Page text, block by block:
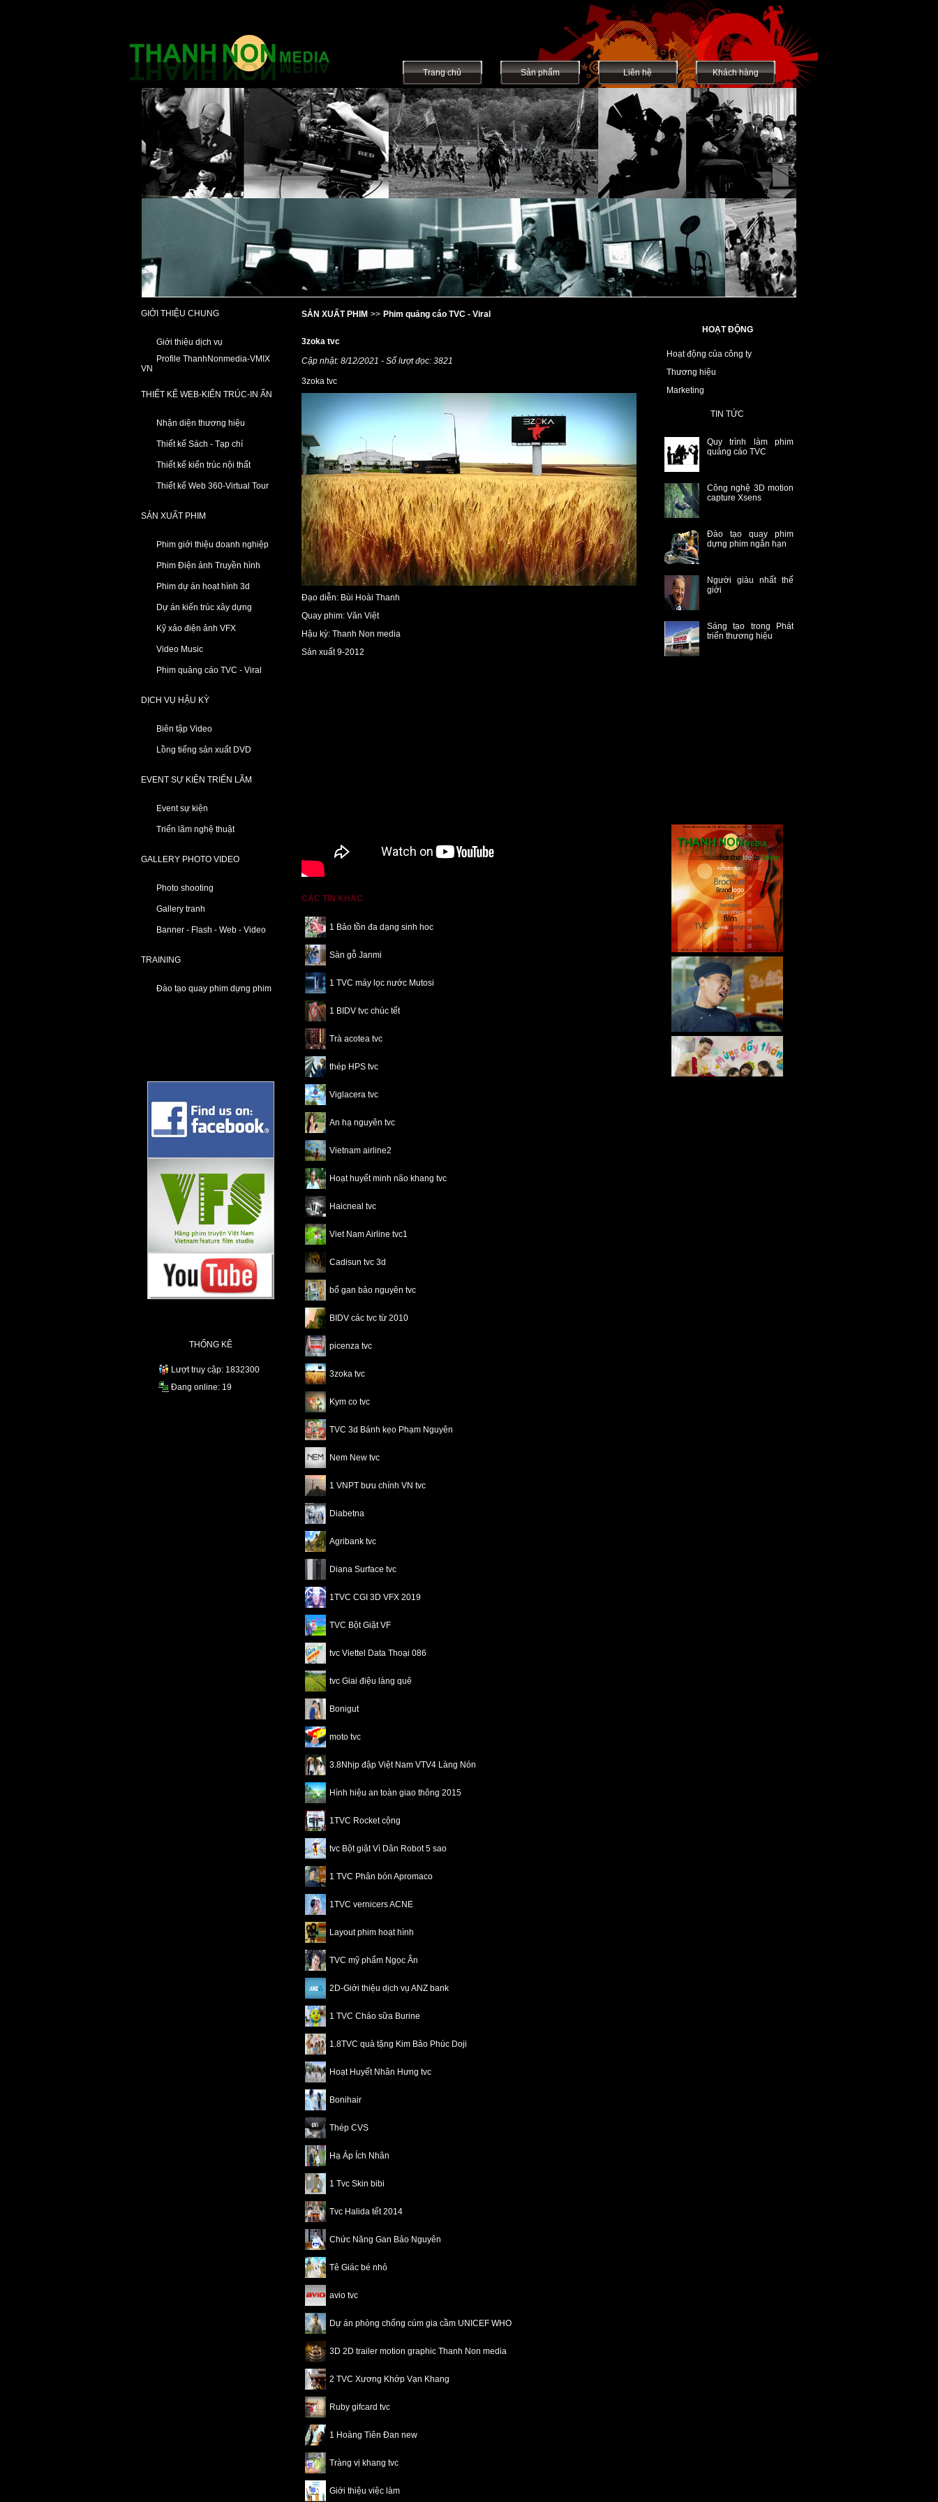
Trang chủ Sản phẩm Liên hệ Khách hàng
GIỚI THIỆU CHUNG
Giới thiệu dịch vụ
Profile ThanhNonmedia-VMIX
VN
THIẾT KẾ WEB-KIẾN TRÚC-IN ẤN
Nhận diện thương hiệu
Thiết kế Sách - Tạp chí
Thiết kế kiến trúc nội thất
Thiết kế Web 360-Virtual Tour
SẢN XUẤT PHIM
Phim giới thiệu doanh nghiệp
Phim Điện ảnh Truyền hình
Phim dự án hoạt hình 3d
Dự án kiến trúc xây dựng
Kỹ xảo điện ảnh VFX
Video Music
Phim quảng cáo TVC - Viral
DỊCH VỤ HẬU KỲ
Biên tập Video
Lồng tiếng sản xuất DVD
EVENT SỰ KIỆN TRIỂN LÃM
Event sự kiện
Triển lãm nghệ thuật
GALLERY PHOTO VIDEO
Photo shooting
Gallery tranh
Banner - Flash - Web - Video
TRAINING
Đào tạo quay phim dựng phim
THỐNG KÊ
Lượt truy cập: 1832300
Đang online: 19
SẢN XUẤT PHIM >> Phim quảng cáo TVC - Viral
3zoka tvc
Cập nhật: 8/12/2021 - Số lượt đọc: 3821
3zoka tvc
Đạo diễn: Bùi Hoài Thanh
Quay phim: Văn Việt
Hậu kỳ: Thanh Non media
Sản xuất 9-2012
CÁC TIN KHÁC
1 Bảo tồn đa dạng sinh hoc
Sàn gỗ Janmi
1 TVC máy lọc nước Mutosi
1 BIDV tvc chúc tết
Trà acotea tvc
thép HPS tvc
Viglacera tvc
An hạ nguyên tvc
Vietnam airline2
Hoạt huyết minh não khang tvc
Haicneal tvc
Viet Nam Airline tvc1
Cadisun tvc 3d
bổ gan bảo nguyên tvc
BIDV các tvc từ 2010
picenza tvc
3zoka tvc
Kym co tvc
TVC 3d Bánh kẹo Phạm Nguyên
Nem New tvc
1 VNPT bưu chính VN tvc
Diabetna
Agribank tvc
Diana Surface tvc
1TVC CGI 3D VFX 2019
TVC Bột Giặt VF
tvc Viettel Data Thoại 086
tvc Giai điệu làng quê
Bonigut
moto tvc
3.8Nhịp đập Việt Nam VTV4 Làng Nón
Hình hiệu an toàn giao thông 2015
1TVC Rocket cộng
tvc Bột giặt Vì Dân Robot 5 sao
1 TVC Phân bón Apromaco
1TVC vernicers ACNE
Layout phim hoạt hình
TVC mỹ phẩm Ngọc Ân
2D-Giới thiệu dịch vụ ANZ bank
1 TVC Cháo sữa Burine
1.8TVC quà tặng Kim Bảo Phúc Doji
Hoạt Huyết Nhân Hưng tvc
Bonihair
Thép CVS
Hạ Áp Ích Nhân
1 Tvc Skin bibi
Tvc Halida tết 2014
Chức Năng Gan Bảo Nguyên
Tê Giác bé nhỏ
avio tvc
Dự án phòng chống cúm gia cầm UNICEF WHO
3D 2D trailer motion graphic Thanh Non media
2 TVC Xương Khớp Vạn Khang
Ruby gifcard tvc
1 Hoàng Tiên Đan new
Tràng vị khang tvc
Giới thiệu việc làm
HOẠT ĐỘNG
Hoạt động của công ty
Thương hiệu
Marketing
TIN TỨC
Quy trình làm phim
quảng cáo TVC
Công nghệ 3D motion
capture Xsens
Đào tạo quay phim
dựng phim ngắn hạn
Người giàu nhất thế
giới
Sáng tạo trong Phát
triển thương hiệu